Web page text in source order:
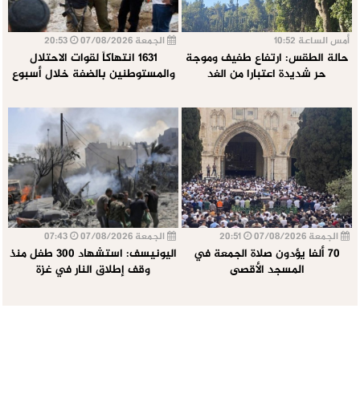
أمس الساعة 10:52
حالة الطقس: ارتفاع طفيف وموجة
حر شديدة اعتبارا من الغد
الجمعة 07/08/2026
1631 انتهاكاً لقوات الاحتلال
والمستوطنين بالضفة خلال أسبوع
الجمعة 07/08/2026
70 ألفا يؤدون صلاة الجمعة في
المسجد الأقصى
الجمعة 07/08/2026
اليونيسف: استشهاد 300 طفل منذ
وقف إطلاق النار في غزة